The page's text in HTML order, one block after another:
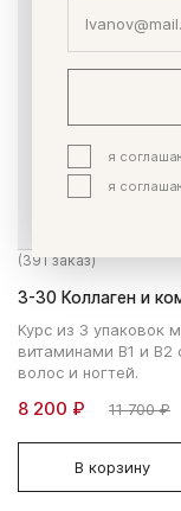
(391 заказ)
3-30 Коллаген и
Курс из 3 упаковок
витаминами В1 и В2
волос и ногтей.
8 200 ₽ 11 700 ₽
В корзину
я
я